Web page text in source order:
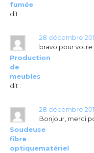
fumée
dit :
Production
de
meubles
dit :
28 décembre
bravo pour
Soudeuse
fibre
optiquematériel
28 décembre
Bonjour, merci